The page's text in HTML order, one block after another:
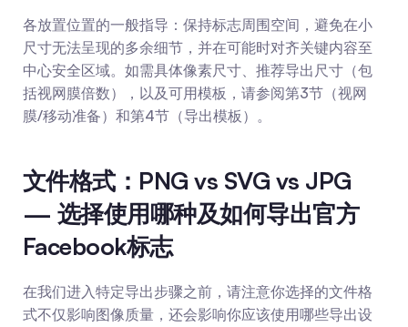
各放置位置的一般指导：保持标志周围空间，避免在小
尺寸无法呈现的多余细节，并在可能时对齐关键内容至
中心安全区域。如需具体像素尺寸、推荐导出尺寸（包
括视网膜倍数），以及可用模板，请参阅第3节（视网
膜/移动准备）和第4节（导出模板）。
文件格式：PNG vs SVG vs JPG
— 选择使用哪种及如何导出官方
Facebook标志
在我们进入特定导出步骤之前，请注意你选择的文件格
式不仅影响图像质量，还会影响你应该使用哪些导出设